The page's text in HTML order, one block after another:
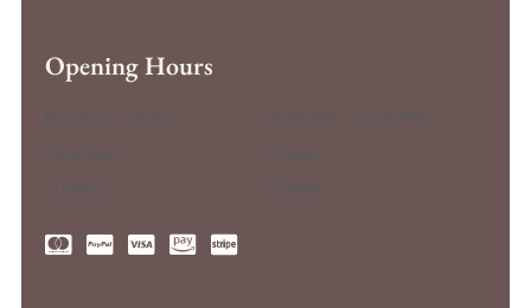
Opening Hours